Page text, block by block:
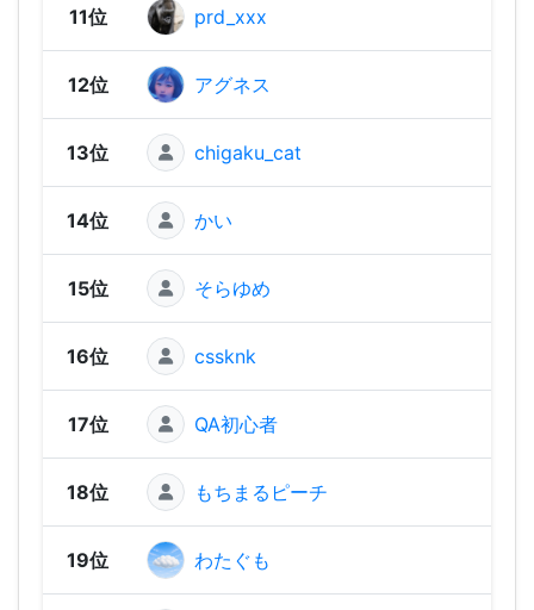
11位 prd_xxx
12位 アグネス
13位 chigaku_cat
14位 かい
15位 そらゆめ
16位 cssknk
17位 QA初心者
18位 もちまるピーチ
19位 わたぐも